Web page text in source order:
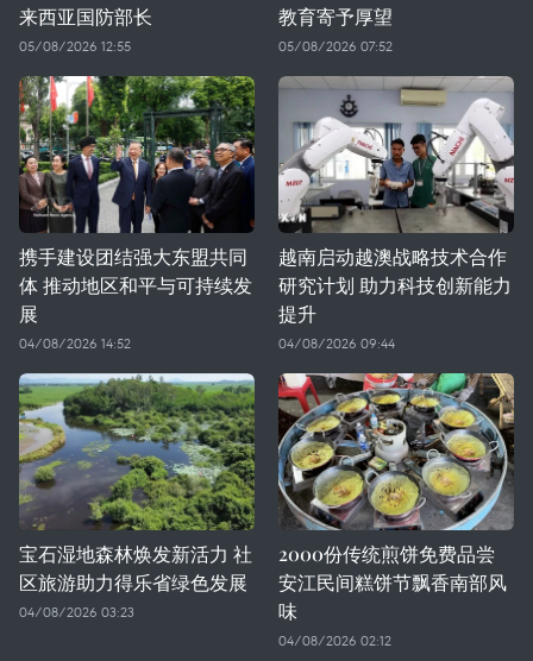
来西亚国防部长
05/08/2026 12:55
教育寄予厚望
05/08/2026 07:52
携手建设团结强大东盟共同
体 推动地区和平与可持续发
展
04/08/2026 14:52
越南启动越澳战略技术合作
研究计划 助力科技创新能力
提升
04/08/2026 09:44
宝石湿地森林焕发新活力 社
区旅游助力得乐省绿色发展
04/08/2026 03:23
2000份传统煎饼免费品尝
安江民间糕饼节飘香南部风
味
04/08/2026 02:12